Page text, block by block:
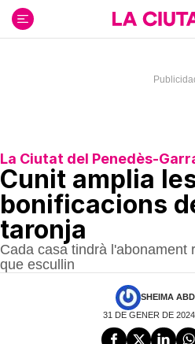
contenido
La Ciutat del Penedès-
Cunit amplia
bonificacions
taronja
Cada casa tindrà l'abonament
que escullin
SHEIMA
31 DE GENER DE